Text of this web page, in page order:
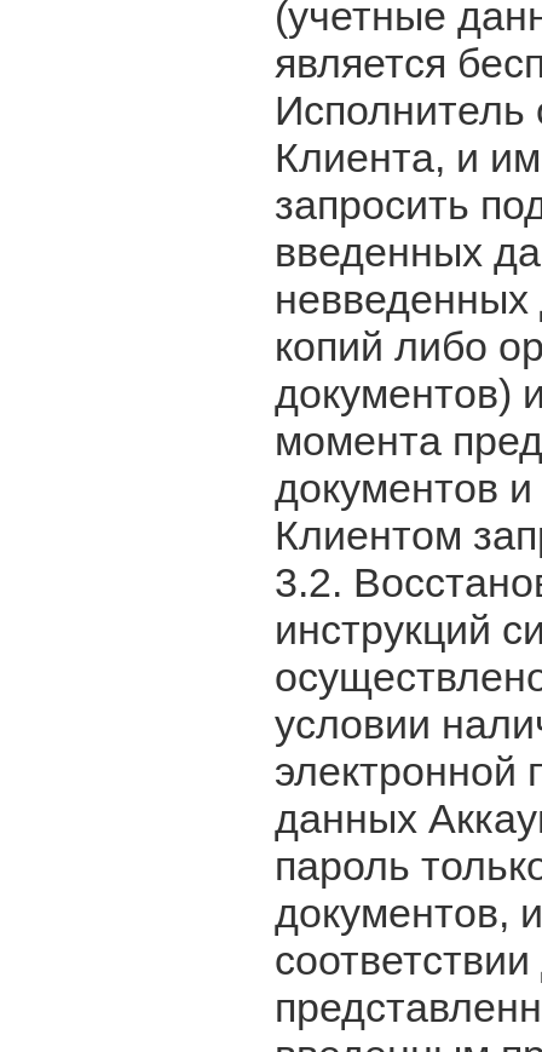
(учетные
является
Исполнитель
Клиента, и
запросить
введенных
невведенных
копий либо
документов)
момента
документов
Клиентом
3.2.
инструкций
условии
данных
пароль
документов,